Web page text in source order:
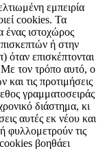
εμπειρία
cookies. Τα
ένας ιστοχώρος
ή στην
όταν επισκέπτονται
τον τρόπο αυτό, ο
και τις προτιμήσεις
γραμματοσειράς
διάστημα, κι
αυτές εκ νέου και
φυλλομετρούν τις
βοηθάει